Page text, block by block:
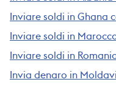
Inviare soldi in Ghana
Inviare soldi in
Inviare soldi in
Invia denaro in